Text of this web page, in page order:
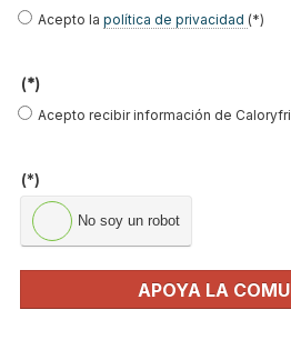
Carles Borrás
Acepto la política de privacidad (*)
(*)
Acepto recibir información de
(*)
No soy un robot
APOYA LA